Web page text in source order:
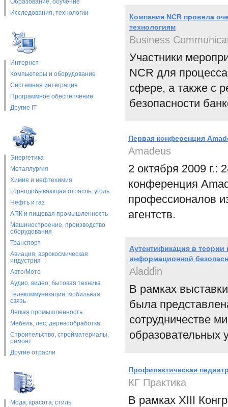
Образование, обучение
Исследования, технологии
Интернет
Компьютеры и оборудование
Системная интеграция
Программное обеспепчение
Другие IT
Энергетика
Металлургия
Химия и нефтехимия
Горнодобывающая отрасль, уголь
Нефть и газ
АПК и пищевая промышленность
Машиностроение, производство
оборудования
Транспорт
Авиация, аэрокосмическая
индустрия
Авто/Мото
Аудио, видео, бытовая техника
Телекоммуникации, мобильная
связь
Легкая промышленность
Мебель, лес, деревообработка
Строительство, стройматериалы,
ремонт
Другие отрасли
Мода, красота, стиль
Компания NCR провела
технологиям
Business
Участники
NCR для
сфере, а также с
безопасности
Первая конференция
Amadeus
2 октября 2009 г.:
конференция
профессионалов
агентств.
Аутентификация в теории
информационной
Aladdin
В рамках
была
сотрудничестве
образовательных
Профилактическая
КГ Практика
В рамках XIII